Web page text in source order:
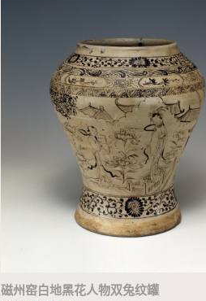
加载中...
磁州窑白地黑花人物双兔纹罐